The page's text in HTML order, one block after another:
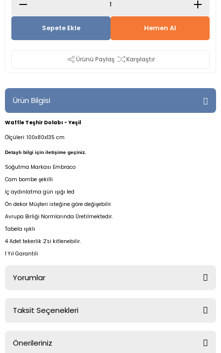
Sepete Ekle Hemen Al
Ürünü Paylaş Karşılaştır
Ürün Bilgisi
Waffle Teşhir Dolabı - Yeşil
Ölçüleri: 100x80x135 cm
Detaylı bilgi için iletişime geçiniz.
Soğutma Markası Embraco
Cam bombe şekilli
İç aydınlatma gün ışığı led
Ön dekor Müşteri isteğine göre değişebilir.
Avrupa Birliği Normlarında Üretilmektedir.
Tabela ışıklı
4 Adet tekerlik 2'si kitlenebilir.
1 Yıl Garantili
Yorumlar
Taksit Seçenekleri
Önerileriniz